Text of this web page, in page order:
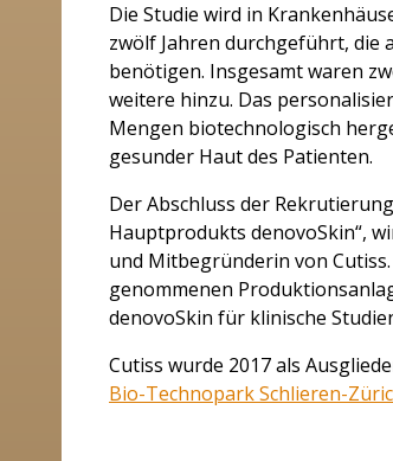
Die Studie wird in
zwölf Jahren durchgeführt,
benötigen. Insgesamt waren
weitere hinzu. Das
Mengen biotechnologisch
gesunder Haut des Patienten.
Der Abschluss der
Hauptprodukts denovoSkin“,
und Mitbegründerin von
genommenen
denovoSkin für klinische
Cutiss wurde 2017 als
Bio-Technopark Schlieren-